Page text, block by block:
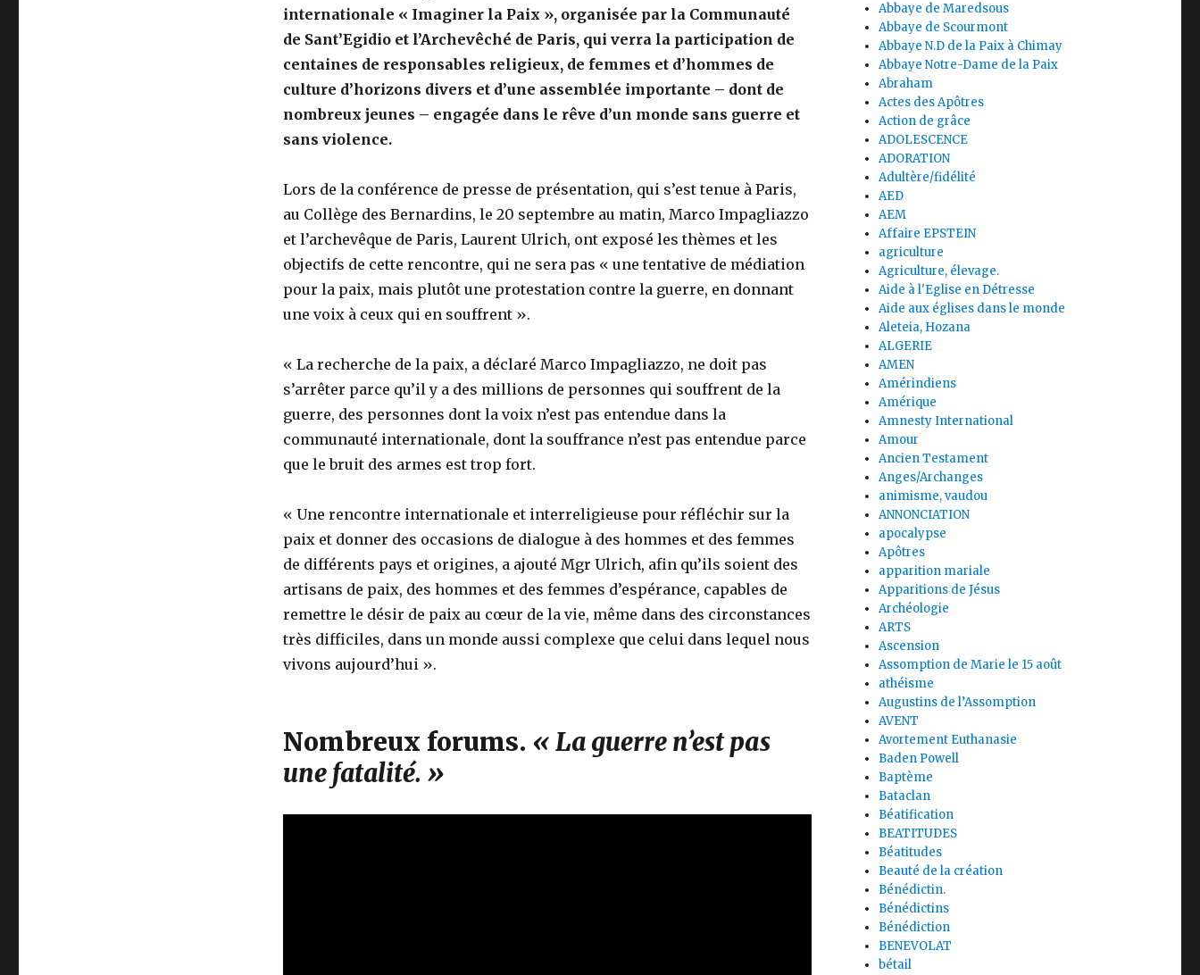
internationale « Imaginer la Paix », organisée par la Communauté
de Sant’Egidio et l’Archevêché de Paris, qui verra la participation de
centaines de responsables religieux, de femmes et d’hommes de
culture d’horizons divers et d’une assemblée importante – dont de
nombreux jeunes – engagée dans le rêve d’un monde sans guerre et
sans violence.
Lors de la conférence de presse de présentation, qui s’est tenue à Paris,
au Collège des Bernardins, le 20 septembre au matin, Marco Impagliazzo
et l’archevêque de Paris, Laurent Ulrich, ont exposé les thèmes et les
objectifs de cette rencontre, qui ne sera pas « une tentative de médiation
pour la paix, mais plutôt une protestation contre la guerre, en donnant
une voix à ceux qui en souffrent ».
« La recherche de la paix, a déclaré Marco Impagliazzo, ne doit pas
s’arrêter parce qu’il y a des millions de personnes qui souffrent de la
guerre, des personnes dont la voix n’est pas entendue dans la
communauté internationale, dont la souffrance n’est pas entendue parce
que le bruit des armes est trop fort.
« Une rencontre internationale et interreligieuse pour réfléchir sur la
paix et donner des occasions de dialogue à des hommes et des femmes
de différents pays et origines, a ajouté Mgr Ulrich, afin qu’ils soient des
artisans de paix, des hommes et des femmes d’espérance, capables de
remettre le désir de paix au cœur de la vie, même dans des circonstances
très difficiles, dans un monde aussi complexe que celui dans lequel nous
vivons aujourd’hui ».
Nombreux forums. « La guerre n’est pas
une fatalité. »
Abbaye de Maredsous
Abbaye de Scourmont
Abbaye N.D de la Paix à Chimay
Abbaye Notre-Dame de la Paix
Abraham
Actes des Apôtres
Action de grâce
ADOLESCENCE
ADORATION
Adultère/fidélité
AED
AEM
Affaire EPSTEIN
agriculture
Agriculture, élevage.
Aide à l'Eglise en Détresse
Aide aux églises dans le monde
Aleteia, Hozana
ALGERIE
AMEN
Amérindiens
Amérique
Amnesty International
Amour
Ancien Testament
Anges/Archanges
animisme, vaudou
ANNONCIATION
apocalypse
Apôtres
apparition mariale
Apparitions de Jésus
Archéologie
ARTS
Ascension
Assomption de Marie le 15 août
athéisme
Augustins de l’Assomption
AVENT
Avortement Euthanasie
Baden Powell
Baptème
Bataclan
Béatification
BEATITUDES
Béatitudes
Beauté de la création
Bénédictin.
Bénédictins
Bénédiction
BENEVOLAT
bétail